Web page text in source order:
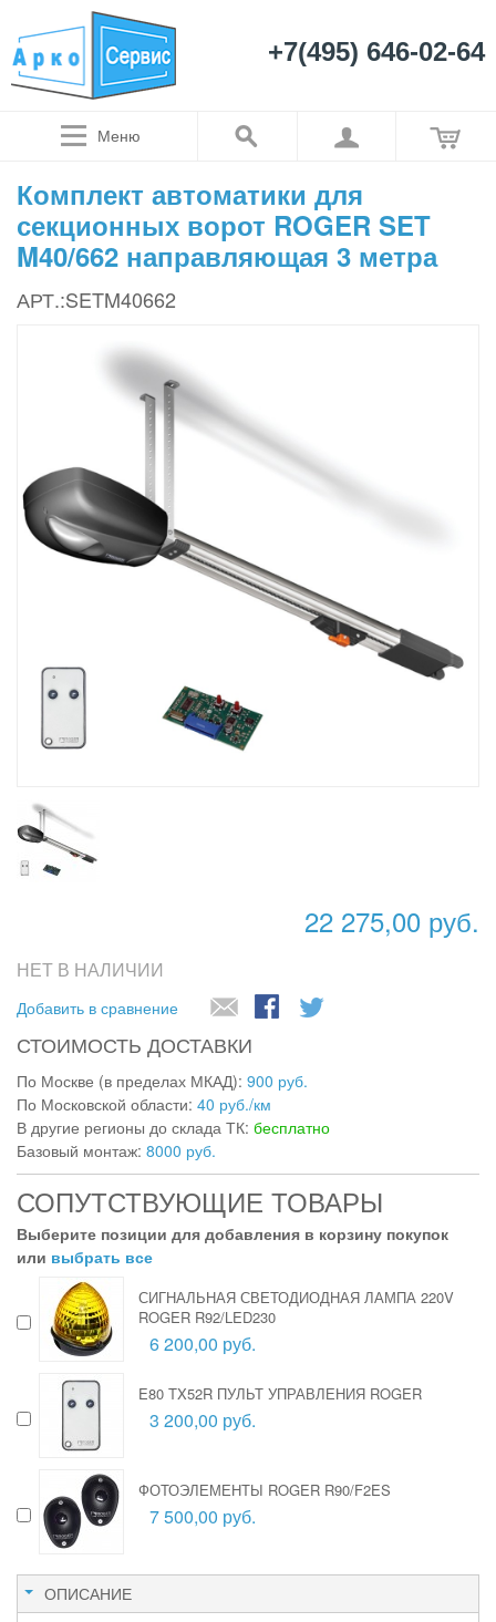
+7(495) 646-02-64
Меню
Комплект автоматики для
секционных ворот ROGER SET
M40/662 направляющая 3 метра
АРТ.:SETM40662
22 275,00 руб.
НЕТ В НАЛИЧИИ
Добавить в сравнение
СТОИМОСТЬ ДОСТАВКИ
По Москве (в пределах МКАД): 900 руб.
По Московской области: 40 руб./км
В другие регионы до склада ТК: бесплатно
Базовый монтаж: 8000 руб.
СОПУТСТВУЮЩИЕ ТОВАРЫ
Выберите позиции для добавления в корзину покупок
или выбрать все
СИГНАЛЬНАЯ СВЕТОДИОДНАЯ ЛАМПА 220V
ROGER R92/LED230
6 200,00 руб.
E80 TX52R ПУЛЬТ УПРАВЛЕНИЯ ROGER
3 200,00 руб.
ФОТОЭЛЕМЕНТЫ ROGER R90/F2ES
7 500,00 руб.
ОПИСАНИЕ